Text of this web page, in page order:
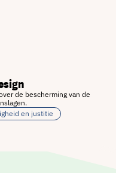
de bescherming van de
en justitie